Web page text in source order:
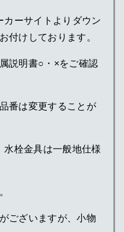
カーサイトよりダウン
付けしております。
説明書○・×をご確認
番は変更することが
水栓金具は一般地仕様
ございますが、小物